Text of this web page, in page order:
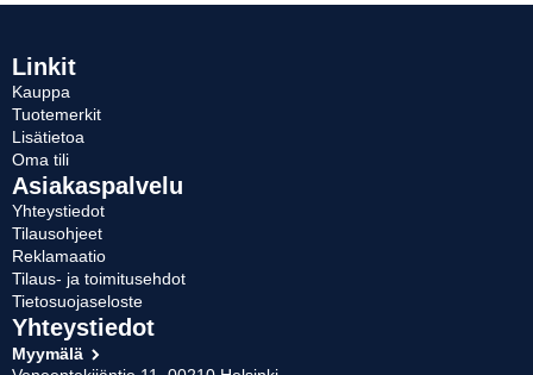
Linkit
Kauppa
Tuotemerkit
Lisätietoa
Oma tili
Asiakaspalvelu
Yhteystiedot
Tilausohjeet
Reklamaatio
Tilaus- ja toimitusehdot
Tietosuojaseloste
Yhteystiedot
Myymälä